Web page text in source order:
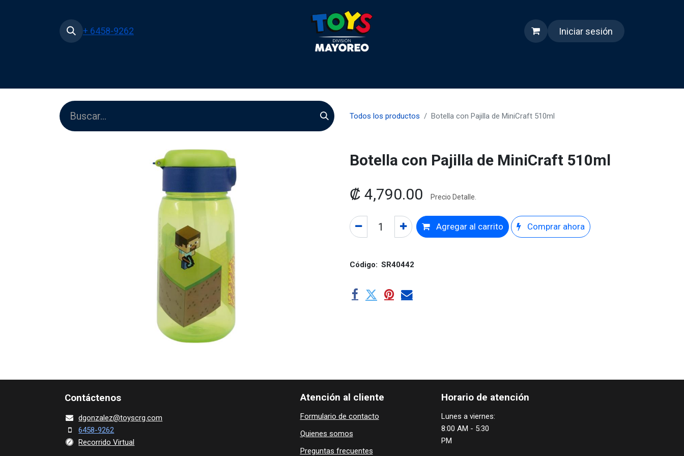
+ 6458-9262 Iniciar sesión
Todos los productos Botella con Pajilla de MiniCraft 510ml
Botella con Pajilla de MiniCraft 510ml
₡ 4,790.00 Precio Detalle.
Agregar al carrito Comprar ahora
Código: SR40442
Contácte​nos
dgonza​lez@toy​scrg.c​o​m
6458-9262
Recorrido Virtual
Horario de atención
Lunes a viernes:
8:00 AM - 5:30
PM
Atención al cliente
Formulario de contacto
Quienes ​som​​​os
Preguntas frecuentes